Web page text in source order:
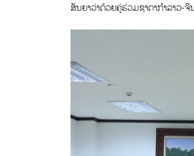
ສັນຍາວ່າດ້ວຍຄູ່ຮ່ວມຊາຕາກຳລາວ